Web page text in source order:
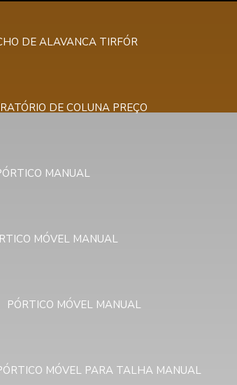
DE ALAVANCA TIRFÓR
DE COLUNA PREÇO
MANUAL
MÓVEL MANUAL
PÓRTICO MÓVEL MANUAL
MÓVEL PARA TALHA MANUAL